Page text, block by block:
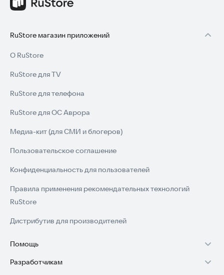
RuStore магазин приложений
О RuStore
RuStore для TV
RuStore для телефона
RuStore для ОС Аврора
Медиа-кит (для СМИ и блогеров)
Пользовательское соглашение
Конфиденциальность для пользователей
Правила применения рекомендательных технологий
RuStore
Дистрибутив для производителей
Помощь
Установка RuStore на TV
Разработчикам